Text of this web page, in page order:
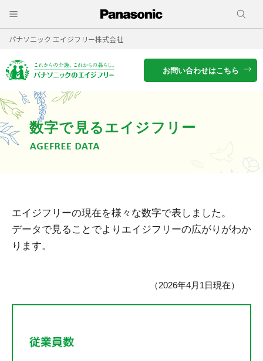
パナソニック エイジフリー株式会社
お問い合わせはこちら
数字で見るエイジフリー
エイジフリーの現在を様々な数字で表しました。
データで見ることでよりエイジフリーの広がりがわか
ります。
（2026年4月1日現在）